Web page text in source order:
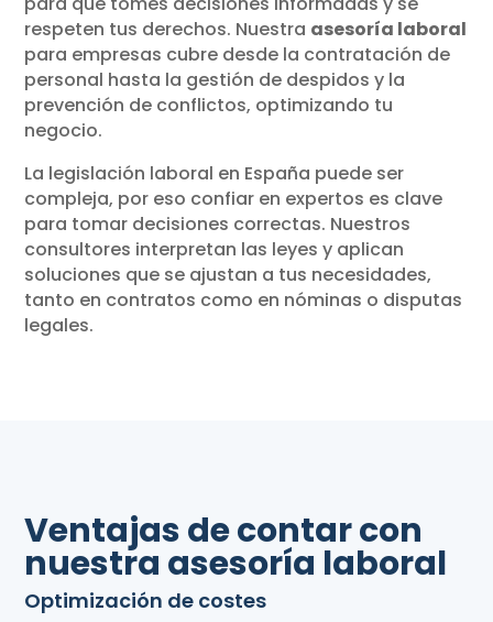
respeten tus derechos. Nuestra asesoría laboral
para empresas cubre desde la contratación de
personal hasta la gestión de despidos y la
prevención de conflictos, optimizando tu
negocio.
La legislación laboral en España puede ser
compleja, por eso confiar en expertos es clave
para tomar decisiones correctas. Nuestros
consultores interpretan las leyes y aplican
soluciones que se ajustan a tus necesidades,
tanto en contratos como en nóminas o disputas
legales.
Ventajas de contar con
nuestra asesoría laboral
Optimización de costes